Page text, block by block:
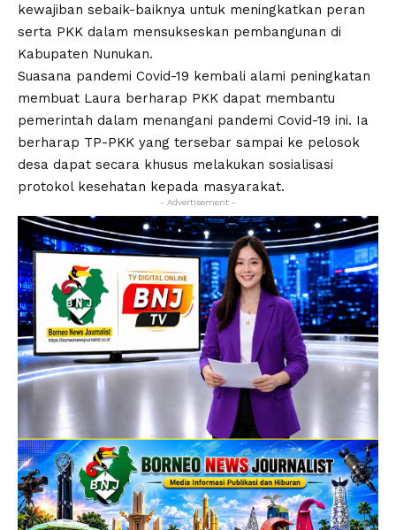
kewajiban sebaik-baiknya untuk meningkatkan peran
serta PKK dalam mensukseskan pembangunan di
Kabupaten Nunukan.
Suasana pandemi Covid-19 kembali alami peningkatan
membuat Laura berharap PKK dapat membantu
pemerintah dalam menangani pandemi Covid-19 ini. Ia
berharap TP-PKK yang tersebar sampai ke pelosok
desa dapat secara khusus melakukan sosialisasi
protokol kesehatan kepada masyarakat.
- Advertisement -